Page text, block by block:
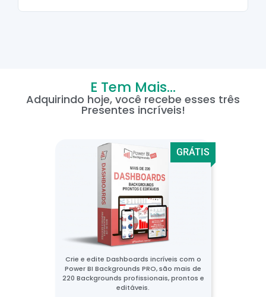
E Tem Mais...
Adquirindo hoje, você recebe esses três
Presentes incríveis!
GRÁTIS
Crie e edite Dashboards incríveis com o
Power BI Backgrounds PRO, são mais de
220 Backgrounds profissionais, prontos e
editáveis.